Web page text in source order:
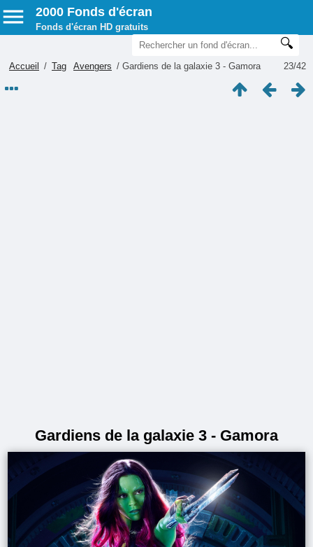
2000 Fonds d'écran
Fonds d'écran HD gratuits
23/42
Accueil / Tag Avengers / Gardiens de la galaxie 3 - Gamora
Gardiens de la galaxie 3 - Gamora